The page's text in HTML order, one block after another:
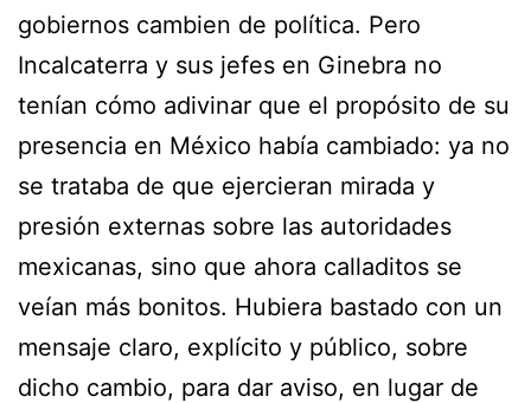
gobiernos cambien de política. Pero
Incalcaterra y sus jefes en Ginebra no
tenían cómo adivinar que el propósito de su
presencia en México había cambiado: ya no
se trataba de que ejercieran mirada y
presión externas sobre las autoridades
mexicanas, sino que ahora calladitos se
veían más bonitos. Hubiera bastado con un
mensaje claro, explícito y público, sobre
dicho cambio, para dar aviso, en lugar de